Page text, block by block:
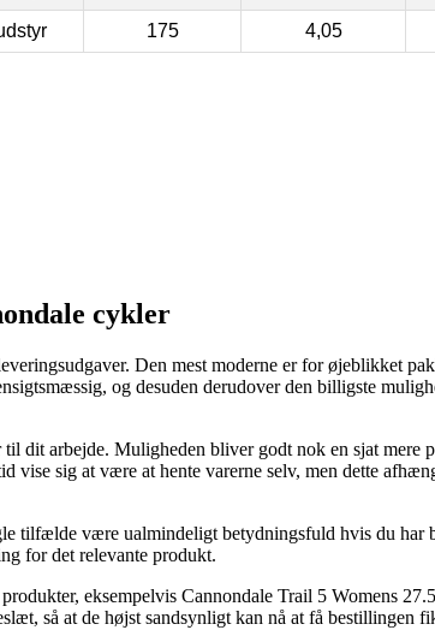
175 4,05
cykler
Den mest moderne er for øjeblikket
og desuden derudover den billigste
dit arbejde. Muligheden bliver godt nok en sjat
vise sig at være at hente varerne selv, men dette
tilfælde være ualmindeligt betydningsfuld hvis du har
for det relevante produkt.
eksempelvis Cannondale Trail 5 Womens
så at de højst sandsynligt kan nå at få bestillingen